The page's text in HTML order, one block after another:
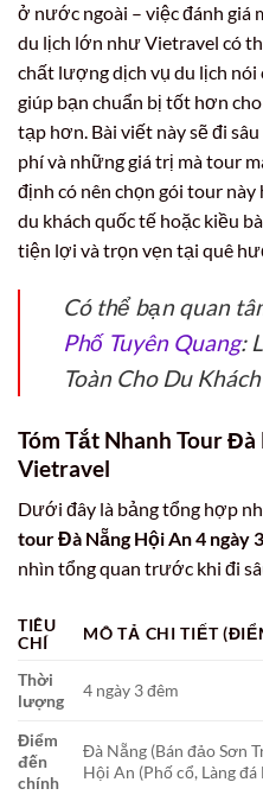
ở nước ngoài – việc đánh giá
du lịch lớn như Vietravel có
chất lượng dịch vụ du lịch
giúp bạn chuẩn bị tốt hơn
tạp hơn. Bài viết này sẽ đi
phí và những giá trị mà tour
định có nên chọn gói tour
du khách quốc tế hoặc kiều
tiện lợi và trọn vẹn tại quê
Có thể bạn quan
Phố Tuyên Quang:
Toàn Cho Du Khách
Tóm Tắt Nhanh Tour
Vietravel
Dưới đây là bảng tổng hợp
tour Đà Nẵng Hội An 4 ngày
nhìn tổng quan trước khi đi
TIÊU
CHÍ
MÔ TẢ CHI TIẾT
Thời
lượng
4 ngày 3 đêm
Điểm
đến
chính
Đà Nẵng (Bán đảo Sơn
Hội An (Phố cổ, Làng